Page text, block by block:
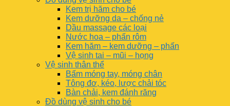
Kem trị hăm cho bé
Kem dưỡng da – chống nẻ
Dầu massage các loại
Nước hoa – phấn rôm
Kem hăm – kem dưỡng – phấn
Vệ sinh tai – mũi – họng
Vệ sinh thân thể
Bấm móng tay, móng chân
Tông đơ, kéo, lược chải tóc
Bàn chải, kem đánh răng
Đồ dùng vệ sinh cho bé